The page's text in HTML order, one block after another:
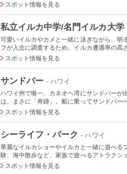
スポット情報を見る
私立イルカ中学/名門イルカ大学
可愛いイルカやカメと一緒に泳ぎながら、明
フが入念に調査するため、イルカ遭遇率の高
スポット情報を見る
サンドバー - ハワイ
ハワイ州で唯一、カネオヘ湾にサンドバー
は、まさに「奇跡」。船に乗ってサンドバー
スポット情報を見る
シーライフ・パーク - ハワイ
華麗なイルカショーやイルカと一緒に遊べ
験、海中散歩など、家族で遊べるアトラクシ
スポット情報を見る